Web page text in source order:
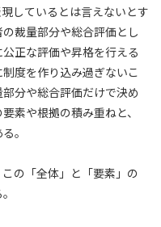
しているとは言えないとす
裁量部分や総合評価とし
正な評価や昇格を行える
度を作り込み過ぎないこ
分や総合評価だけで決め
素や根拠の積み重ねと、
。
の「全体」と「要素」の